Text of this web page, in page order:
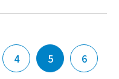
4 5 6